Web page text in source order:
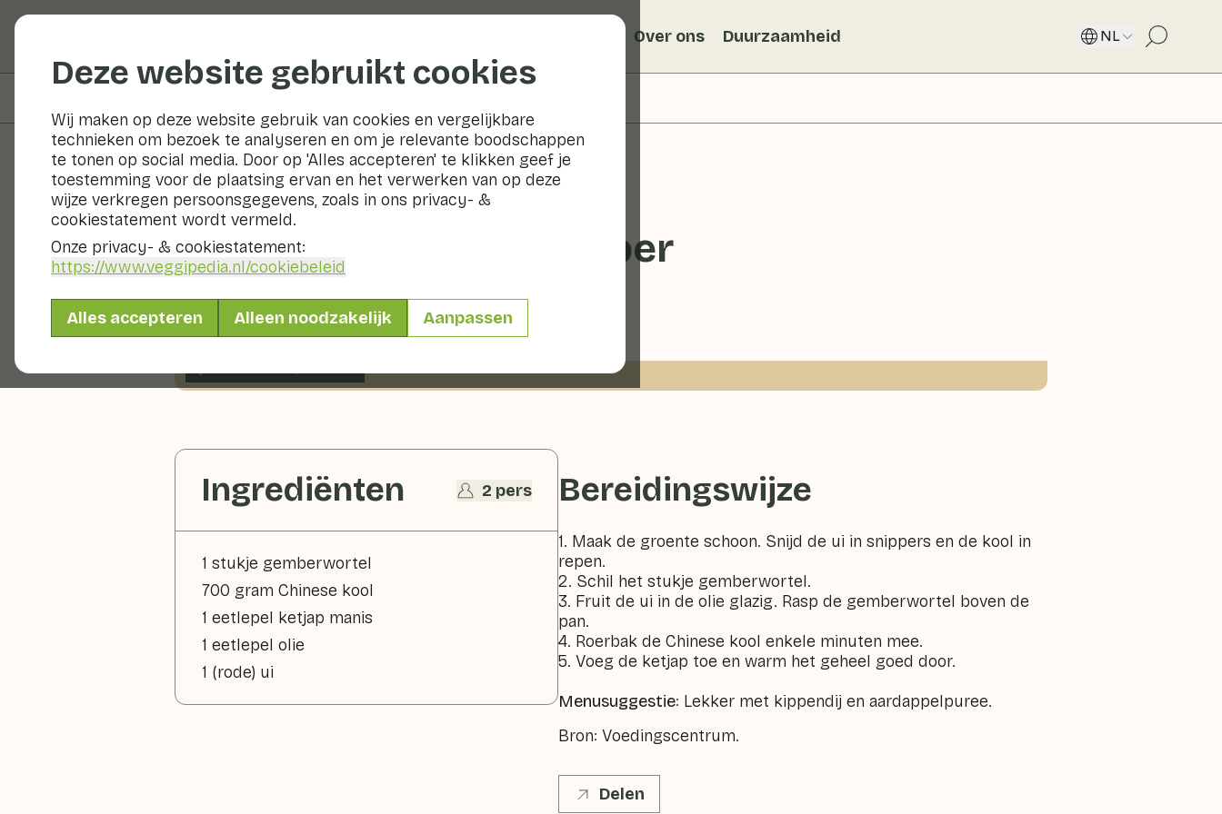
Deze website gebruikt cookies
Wij maken op deze website gebruik van cookies en vergelijkbare
technieken om bezoek te analyseren en om je relevante boodschappen
te tonen op social media. Door op 'Alles accepteren' te klikken geef je
toestemming voor de plaatsing ervan en het verwerken van op deze
wijze verkregen persoonsgegevens, zoals in ons privacy- &
cookiestatement wordt vermeld.
Onze privacy- & cookiestatement:
https://www.veggipedia.nl/cookiebeleid
Alles accepteren Alleen noodzakelijk Aanpassen
Over ons Duurzaamheid NL
Recepten
Chinese kool met gember
Hoofdgerecht 2 pers 10 - 20 min
400gr groenten p.p.
Ingrediënten 2 pers
1 stukje gemberwortel
700 gram Chinese kool
1 eetlepel ketjap manis
1 eetlepel olie
1 (rode) ui
Bereidingswijze
1. Maak de groente schoon. Snijd de ui in snippers en de kool in
repen.
2. Schil het stukje gemberwortel.
3. Fruit de ui in de olie glazig. Rasp de gemberwortel boven de
pan.
4. Roerbak de Chinese kool enkele minuten mee.
5. Voeg de ketjap toe en warm het geheel goed door.
Menusuggestie: Lekker met kippendij en aardappelpuree.
Bron: Voedingscentrum.
Delen